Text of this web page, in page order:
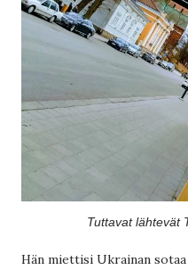
Tuttavat lähtevät
Hän miettisi Ukrainan